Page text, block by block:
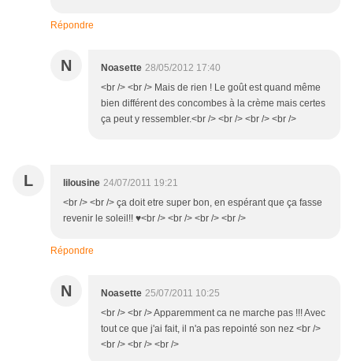
Répondre
N Noasette 28/05/2012 17:40
<br /> <br /> Mais de rien ! Le goût est quand même
bien différent des concombes à la crème mais certes
ça peut y ressembler.<br /> <br /> <br /> <br />
L lilousine 24/07/2011 19:21
<br /> <br /> ça doit etre super bon, en espérant que ça fasse
revenir le soleil!! ♥<br /> <br /> <br /> <br />
Répondre
N Noasette 25/07/2011 10:25
<br /> <br /> Apparemment ca ne marche pas !!! Avec
tout ce que j'ai fait, il n'a pas repointé son nez <br />
<br /> <br /> <br />